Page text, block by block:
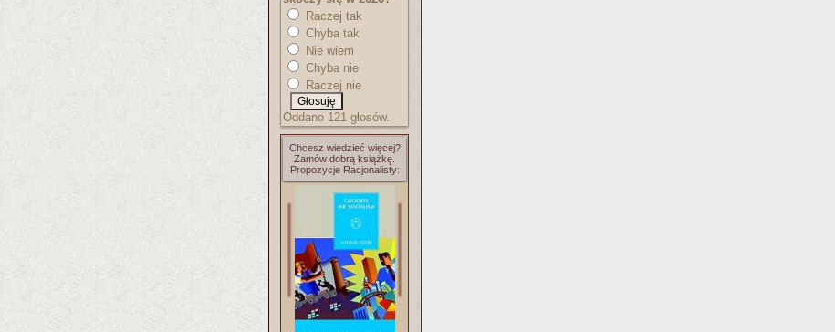
Raczej tak
Chyba tak
Nie wiem
Chyba nie
Raczej nie
Oddano 121 głosów.
Chcesz wiedzieć więcej?
Zamów dobrą książkę.
Propozycje Racjonalisty: